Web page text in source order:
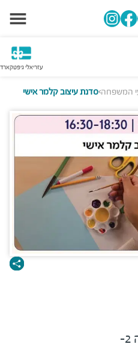
עזריאלי גיפטקארד
המשפחה>סדנת עיצוב קלמר אישי